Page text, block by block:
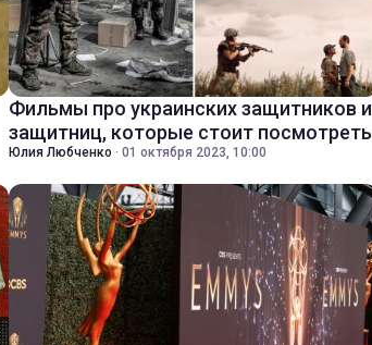
Фильмы про украинских защитников и
защитниц, которые стоит посмотреть
Юлия Любченко · 01 октября 2023, 10:00